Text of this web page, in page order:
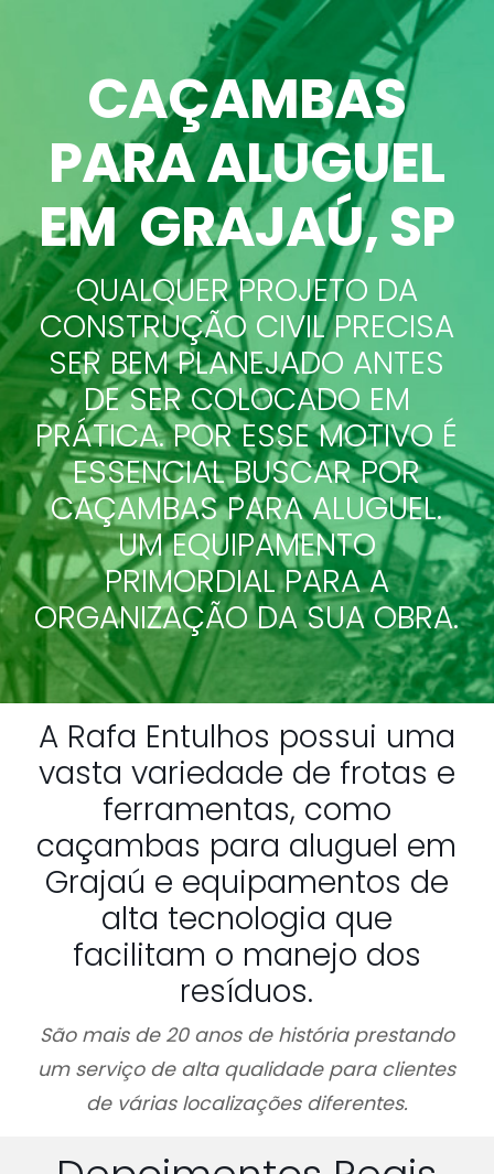
CAÇAMBAS
PARA ALUGUEL
EM GRAJAÚ, SP
QUALQUER PROJETO DA
CONSTRUÇÃO CIVIL PRECISA
SER BEM PLANEJADO ANTES
DE SER COLOCADO EM
PRÁTICA. POR ESSE MOTIVO É
ESSENCIAL BUSCAR POR
CAÇAMBAS PARA ALUGUEL.
UM EQUIPAMENTO
PRIMORDIAL PARA A
ORGANIZAÇÃO DA SUA OBRA.
A Rafa Entulhos possui uma
vasta variedade de frotas e
ferramentas, como
caçambas para aluguel em
Grajaú e equipamentos de
alta tecnologia que
facilitam o manejo dos
resíduos.
São mais de 20 anos de história prestando
um serviço de alta qualidade para clientes
de várias localizações diferentes.